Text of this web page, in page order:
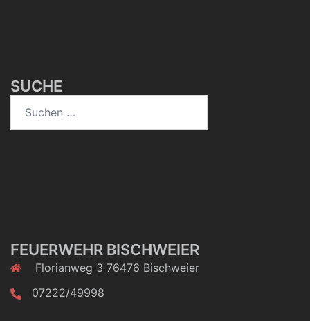
SUCHE
FEUERWEHR BISCHWEIER
Florianweg 3 76476 Bischweier
07222/49998